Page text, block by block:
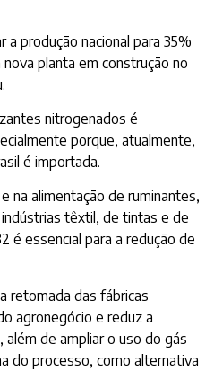
produção nacional para 35%
planta em construção no
nitrogenados é
porque, atualmente,
é importada.
na alimentação de ruminantes,
têxtil, de tintas e de
é essencial para a redução de
retomada das fábricas
agronegócio e reduz a
de ampliar o uso do gás
do processo, como alternativa